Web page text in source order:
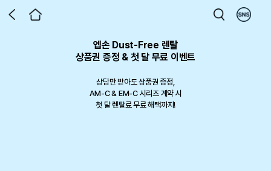
프로젝터로 만든 홈시네마
리뷰 남기고 상품권 받아가세요!
프로젝터 구매 후 달라진 우리 집 일상의 순간,
생생한 사진과 글을 남기고 최대 50만원 상품권까지 챙겨가세요!
이벤트 기간 : 2026-08-01 ~ 2026-09-30
Epson X Milwaukee
FORCE 패키지 재입고!
작업을 완성하는 두가지 기준 PRECISION FORCE
프린터의 정밀함과 밀워키의 힘으로 현장 작업의 완성도를 높여보세요.
대 31% 할인 판매 중
엡손 라운지 x DUUL 런칭 기념 이벤트
홈시네마 프로젝터, 이제 가구까
지 한번에
799,000원 상당의 프리미엄 거실장을 무료로
엡손 라운지 전용 포토 프린터 패키지
프린톡 패키지 출시
일상과 비즈니스 스팟에서 손쉬운 사진 출력 서비스를 제공합니다.
포토 리뷰 작성 시 신세계 상품권 3만원 증정
제4회 디지털 텍스타일 프린팅 공모전
나만의 작품
2026.06.01 ~ 2026.09.30
엡손 라운지 홈 에듀 프로모션
Safa 3 in 1 코팅/제본기
그림일기, 단어카드는 물론 사무실에서도 사용가능
12% 할인에 증정품 이벤트까지
엡손 Dust-Free 렌탈
상품권 증정 & 첫 달 무료 이벤트
상담만 받아도 상품권 증정,
AM-C & EM-C 시리즈 계약 시
첫 달 렌탈료 무료 해택까지!